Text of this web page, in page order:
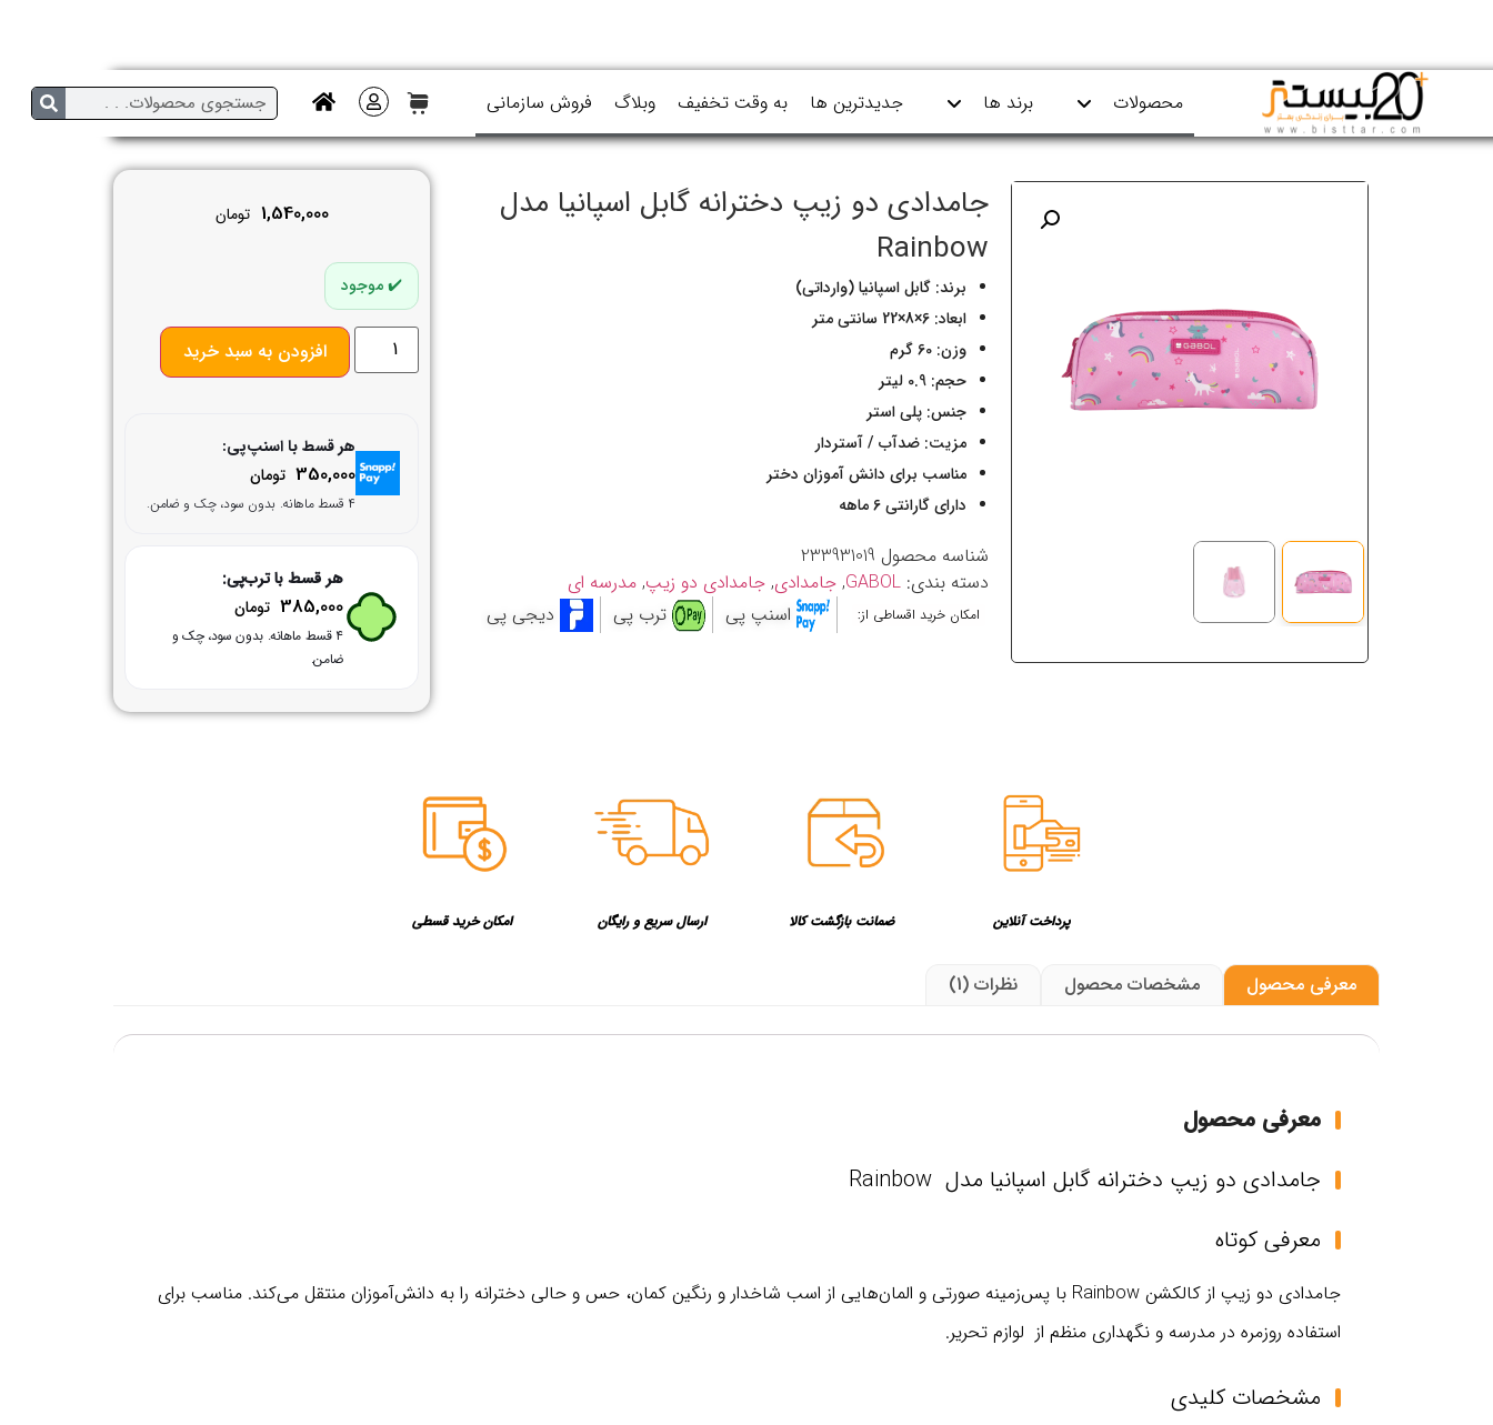
محصولات برند ها جدیدترین ها به وقت تخفیف وبلاگ فروش سازمانی
جامدادی دو زیپ دخترانه گابل اسپانیا مدل
Rainbow
برند: گابل اسپانیا (وارداتی)
ابعاد: 6×8×22 سانتی متر
وزن: 60 گرم
حجم: 0.9 لیتر
جنس: پلی استر
مزیت: ضدآب / آستردار
مناسب برای دانش آموزان دختر
دارای گارانتی 6 ماهه
شناسه محصول 233931019
دسته بندی: GABOL
, جامدادی, جامدادی دو زیپ, مدرسه ای
امکان خرید اقساطی از: اسنپ پی ترب پی دیجی پی
1,540,000 تومان
موجود
افزودن به سبد خرید
هر قسط با اسنپ‌پی:
350,000 تومان
۴ قسط ماهانه. بدون سود، چک و ضامن.
هر قسط با ترب‌پی:
385,000 تومان
۴ قسط ماهانه. بدون سود، چک و
ضامن.
پرداخت آنلاین ضمانت بازگشت کالا ارسال سریع و رایگان امکان خرید قسطی
معرفی محصول مشخصات محصول نظرات (1)
معرفی محصول
جامدادی دو زیپ دخترانه گابل اسپانیا مدل Rainbow
معرفی کوتاه
جامدادی دو زیپ از کالکشن Rainbow با پس‌زمینه صورتی و المان‌هایی از اسب شاخدار و رنگین کمان، حس و حالی دخترانه را به دانش‌آموزان منتقل می‌کند. مناسب برای
استفاده روزمره در مدرسه و نگهداری منظم از لوازم تحریر.
مشخصات کلیدی